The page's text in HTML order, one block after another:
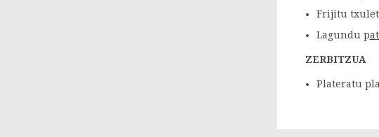
Frijitu
Lagundu p
ZERBITZUA
Plateratu